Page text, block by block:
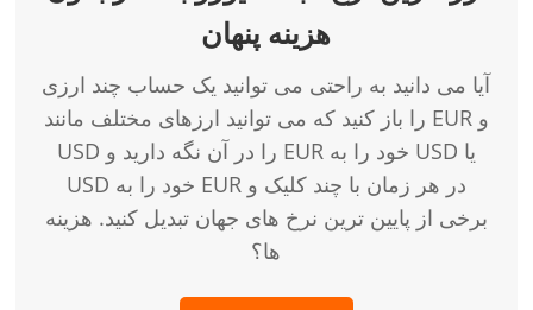
هزینه پنهان
آیا می دانید به راحتی می توانید یک حساب چند ارزی
را باز کنید که می توانید ارزهای مختلف مانند EUR و
USD را در آن نگه دارید و EUR خود را به USD یا
USD خود را به EUR در هر زمان با چند کلیک و
برخی از پایین ترین نرخ های جهان تبدیل کنید. هزینه
ها؟